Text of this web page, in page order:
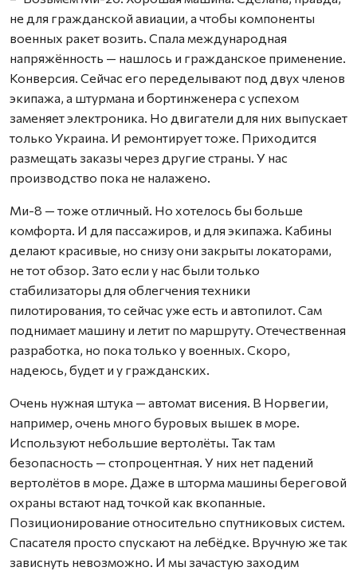
не для гражданской авиации, а чтобы компоненты
военных ракет возить. Спала международная
напряжённость — нашлось и гражданское применение.
Конверсия. Сейчас его переделывают под двух членов
экипажа, а штурмана и бортинженера с успехом
заменяет электроника. Но двигатели для них выпускает
только Украина. И ремонтирует тоже. Приходится
размещать заказы через другие страны. У нас
производство пока не налажено.
Ми-8 — тоже отличный. Но хотелось бы больше
комфорта. И для пассажиров, и для экипажа. Кабины
делают красивые, но снизу они закрыты локаторами,
не тот обзор. Зато если у нас были только
стабилизаторы для облегчения техники
пилотирования, то сейчас уже есть и автопилот. Сам
поднимает машину и летит по маршруту. Отечественная
разработка, но пока только у военных. Скоро,
надеюсь, будет и у гражданских.
Очень нужная штука — автомат висения. В Норвегии,
например, очень много буровых вышек в море.
Используют небольшие вертолёты. Так там
безопасность — стопроцентная. У них нет падений
вертолётов в море. Даже в шторма машины береговой
охраны встают над точкой как вкопанные.
Позиционирование относительно спутниковых систем.
Спасателя просто спускают на лебёдке. Вручную же так
зависнуть невозможно. И мы зачастую заходим